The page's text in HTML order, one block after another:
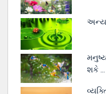
અન્ય
શકે ...